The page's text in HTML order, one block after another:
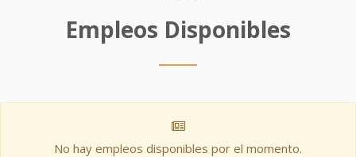
Empleos Disponibles
No hay empleos disponibles por el momento.